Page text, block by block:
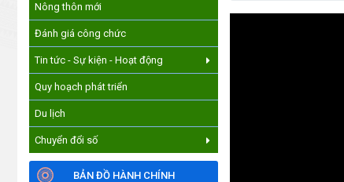
Nông thôn mới
Đánh giá công chức
Tin tức - Sự kiện - Hoạt động
Quy hoạch phát triển
Du lịch
Chuyển đổi số
BẢN ĐỒ HÀNH CHÍNH